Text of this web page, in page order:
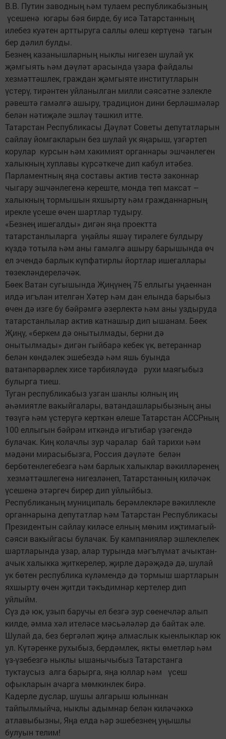
В.В. Путин заводның һәм тулаем республикабызның
үсешенә югары бәя бирде, бу исә Татарстанның
илебез куәтен арттыруга саллы өлеш кертүенә тагын
бер дәлил булды.
Безнең казанышларның ныклы нигезен шулай ук
җәмгыять һәм дәүләт арасында үзара файдалы
хезмәттәшлек, граждан җәмгыяте институтларын
үстерү, тирәнтен уйланылган милли сәясәтне эзлекле
рәвештә гамәлгә ашыру, традицион дини берләшмәләр
белән нәтиҗәле эшләү тәшкил итте.
Татарстан Республикасы Дәүләт Советы депутатларын
сайлау йомгакларын без шулай ук яңарыш, үзгәртеп
корулар курсын һәм хакимият органнары эшчәнлеген
халыкның хуплавы күрсәткече дип кабул итәбез.
Парламентның яңа составы актив төстә законнар
чыгару эшчәнлегенә кереште, монда төп максат –
халыкның тормышын яхшырту һәм гражданнарның
ирекле үсеше өчен шартлар тудыру.
«Безнең ишегалды» дигән яңа проектта
татарстанлыларга уңайлы яшәү тирәлеге булдыру
күздә тотыла һәм аны гамәлгә ашыру барышында өч
ел эчендә барлык күпфатирлы йортлар ишегаллары
төзекләндереләчәк.
Бөек Ватан сугышында Җиңүнең 75 еллыгы уңаеннан
илдә игълан ителгән Хәтер һәм дан елында барыбыз
өчен дә изге бу бәйрәмгә әзерлектә һәм аны уздыруда
татарстанлылар актив катнашыр дип ышанам. Бөек
Җиңү, «беркем дә онытылмады, берни дә
онытылмады» дигән гыйбарә кебек үк, ветераннар
белән көндәлек эшебездә һәм яшь буында
ватанпәрвәрлек хисе тәрбияләүдә рухи маягыбыз
булырга тиеш.
Туган республикабыз узган шанлы юлның иң
әһәмиятле вакыйгалары, ватандашларыбызның аны
төзүгә һәм үстерүгә керткән өлеше Татарстан АССРның
100 еллыгын бәйрәм иткәндә игътибар үзәгендә
булачак. Киң колачлы зур чаралар бай тарихи һәм
мәдәни мирасыбызга, Россия дәүләте белән
бербөтенлегебезгә һәм барлык халыклар вәкилләренең
хезмәттәшлегенә нигезләнеп, Татарстанның киләчәк
үсешенә этәргеч бирер дип уйлыйбыз.
Республиканың муниципаль берәмлекләре вәкиллекле
органнарына депутатлар һәм Татарстан Республикасы
Президентын сайлау киләсе елның мөһим иҗтимагый-
сәяси вакыйгасы булачак. Бу кампанияләр эшлеклелек
шартларында узар, алар турында мәгълүмат ачыктан-
ачык халыкка җиткерелер, җирле дәрәҗәдә дә, шулай
ук бөтен республика күләмендә дә тормыш шартларын
яхшырту өчен җитди тәкъдимнәр кертелер дип
уйлыйм.
Сүз дә юк, узып баручы ел безгә зур сөенечләр алып
килде, әмма хәл ителәсе мәсьәләләр дә байтак әле.
Шулай да, без бергәләп җиңә алмаслык кыенлыклар юк
ул. Күтәренке рухыбыз, бердәмлек, якты өметләр һәм
үз-үзебезгә ныклы ышанычыбыз Татарстанга
туктаусыз алга барырга, яңа юллар һәм үсеш
офыкларын ачарга мөмкинлек бирә.
Кадерле дуслар, шушы алгарыш юлыннан
тайпылмыйча, ныклы адымнар белән киләчәккә
атлавыбызны, Яңа елда һәр эшебезнең уңышлы
булуын телим!